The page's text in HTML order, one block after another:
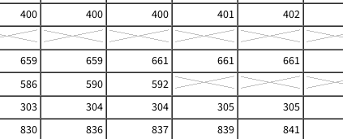
400 400 400 401
402
659 659 661 661
661
586 590
592
303 304 304 305
305
830 836 837 839 841